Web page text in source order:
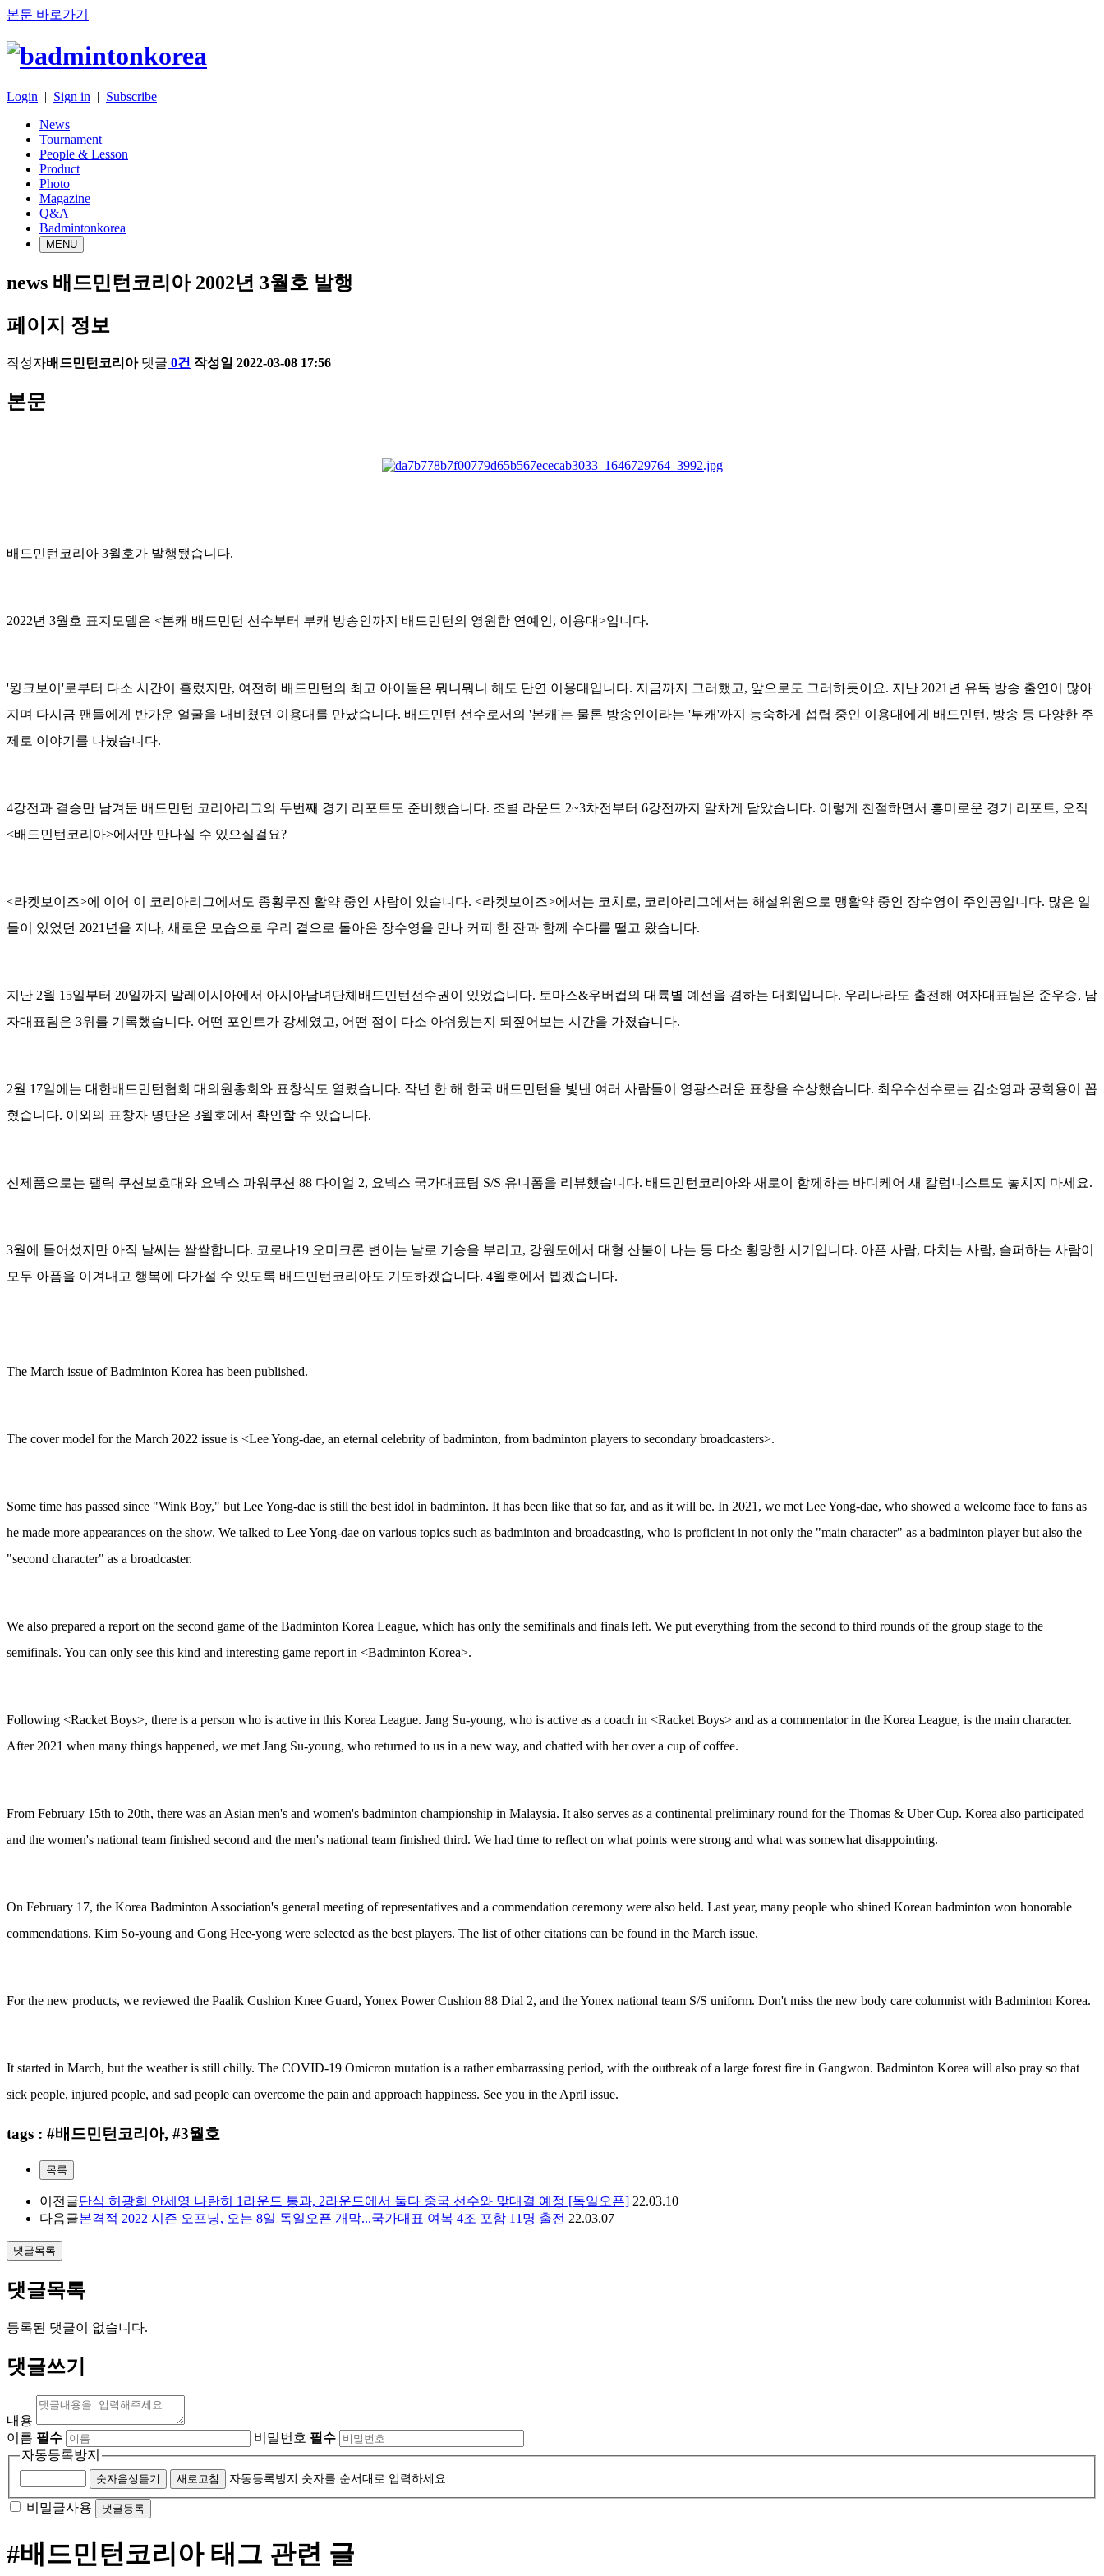
본문 바로가기
Login | Sign in | Subscribe
News
Tournament
People & Lesson
Product
Photo
Magazine
Q&A
Badmintonkorea
MENU
news 배드민턴코리아 2002년 3월호 발행
페이지 정보
작성자배드민턴코리아 댓글 0건 작성일 2022-03-08 17:56
본문
배드민턴코리아 3월호가 발행됐습니다.
2022년 3월호 표지모델은 <본캐 배드민턴 선수부터 부캐 방송인까지 배드민턴의 영원한 연예인, 이용대>입니다.
'윙크보이'로부터 다소 시간이 흘렀지만, 여전히 배드민턴의 최고 아이돌은 뭐니뭐니 해도 단연 이용대입니다. 지금까지 그러했고, 앞으로도 그러하듯이요. 지난 2021년 유독 방송 출연이 많아
지며 다시금 팬들에게 반가운 얼굴을 내비쳤던 이용대를 만났습니다. 배드민턴 선수로서의 '본캐'는 물론 방송인이라는 '부캐'까지 능숙하게 섭렵 중인 이용대에게 배드민턴, 방송 등 다양한 주
제로 이야기를 나눴습니다.
4강전과 결승만 남겨둔 배드민턴 코리아리그의 두번째 경기 리포트도 준비했습니다. 조별 라운드 2~3차전부터 6강전까지 알차게 담았습니다. 이렇게 친절하면서 흥미로운 경기 리포트, 오직
<배드민턴코리아>에서만 만나실 수 있으실걸요?
<라켓보이즈>에 이어 이 코리아리그에서도 종횡무진 활약 중인 사람이 있습니다. <라켓보이즈>에서는 코치로, 코리아리그에서는 해설위원으로 맹활약 중인 장수영이 주인공입니다. 많은 일
들이 있었던 2021년을 지나, 새로운 모습으로 우리 곁으로 돌아온 장수영을 만나 커피 한 잔과 함께 수다를 떨고 왔습니다.
지난 2월 15일부터 20일까지 말레이시아에서 아시아남녀단체배드민턴선수권이 있었습니다. 토마스&우버컵의 대륙별 예선을 겸하는 대회입니다. 우리나라도 출전해 여자대표팀은 준우승, 남
자대표팀은 3위를 기록했습니다. 어떤 포인트가 강세였고, 어떤 점이 다소 아쉬웠는지 되짚어보는 시간을 가졌습니다.
2월 17일에는 대한배드민턴협회 대의원총회와 표창식도 열렸습니다. 작년 한 해 한국 배드민턴을 빛낸 여러 사람들이 영광스러운 표창을 수상했습니다. 최우수선수로는 김소영과 공희용이 꼽
혔습니다. 이외의 표창자 명단은 3월호에서 확인할 수 있습니다.
신제품으로는 팰릭 쿠션보호대와 요넥스 파워쿠션 88 다이얼 2, 요넥스 국가대표팀 S/S 유니폼을 리뷰했습니다. 배드민턴코리아와 새로이 함께하는 바디케어 새 칼럼니스트도 놓치지 마세요.
3월에 들어섰지만 아직 날씨는 쌀쌀합니다. 코로나19 오미크론 변이는 날로 기승을 부리고, 강원도에서 대형 산불이 나는 등 다소 황망한 시기입니다. 아픈 사람, 다치는 사람, 슬퍼하는 사람이
모두 아픔을 이겨내고 행복에 다가설 수 있도록 배드민턴코리아도 기도하겠습니다. 4월호에서 뵙겠습니다.
The March issue of Badminton Korea has been published.
The cover model for the March 2022 issue is <Lee Yong-dae, an eternal celebrity of badminton, from badminton players to secondary broadcasters>.
Some time has passed since "Wink Boy," but Lee Yong-dae is still the best idol in badminton. It has been like that so far, and as it will be. In 2021, we met Lee Yong-dae, who showed a welcome face to fans as
he made more appearances on the show. We talked to Lee Yong-dae on various topics such as badminton and broadcasting, who is proficient in not only the "main character" as a badminton player but also the
"second character" as a broadcaster.
We also prepared a report on the second game of the Badminton Korea League, which has only the semifinals and finals left. We put everything from the second to third rounds of the group stage to the
semifinals. You can only see this kind and interesting game report in <Badminton Korea>.
Following <Racket Boys>, there is a person who is active in this Korea League. Jang Su-young, who is active as a coach in <Racket Boys> and as a commentator in the Korea League, is the main character.
After 2021 when many things happened, we met Jang Su-young, who returned to us in a new way, and chatted with her over a cup of coffee.
From February 15th to 20th, there was an Asian men's and women's badminton championship in Malaysia. It also serves as a continental preliminary round for the Thomas & Uber Cup. Korea also participated
and the women's national team finished second and the men's national team finished third. We had time to reflect on what points were strong and what was somewhat disappointing.
On February 17, the Korea Badminton Association's general meeting of representatives and a commendation ceremony were also held. Last year, many people who shined Korean badminton won honorable
commendations. Kim So-young and Gong Hee-yong were selected as the best players. The list of other citations can be found in the March issue.
For the new products, we reviewed the Paalik Cushion Knee Guard, Yonex Power Cushion 88 Dial 2, and the Yonex national team S/S uniform. Don't miss the new body care columnist with Badminton Korea.
It started in March, but the weather is still chilly. The COVID-19 Omicron mutation is a rather embarrassing period, with the outbreak of a large forest fire in Gangwon. Badminton Korea will also pray so that
sick people, injured people, and sad people can overcome the pain and approach happiness. See you in the April issue.
tags : #배드민턴코리아, #3월호
목록
이전글단식 허광희 안세영 나란히 1라운드 통과, 2라운드에서 둘다 중국 선수와 맞대결 예정 [독일오픈] 22.03.10
다음글본격적 2022 시즌 오프닝, 오는 8일 독일오픈 개막...국가대표 여복 4조 포함 11명 출전 22.03.07
댓글목록
댓글목록
등록된 댓글이 없습니다.
댓글쓰기
내용
이름 필수 비밀번호 필수
자동등록방지
숫자음성듣기 새로고침 자동등록방지 숫자를 순서대로 입력하세요.
비밀글사용
#배드민턴코리아태그 관련 글